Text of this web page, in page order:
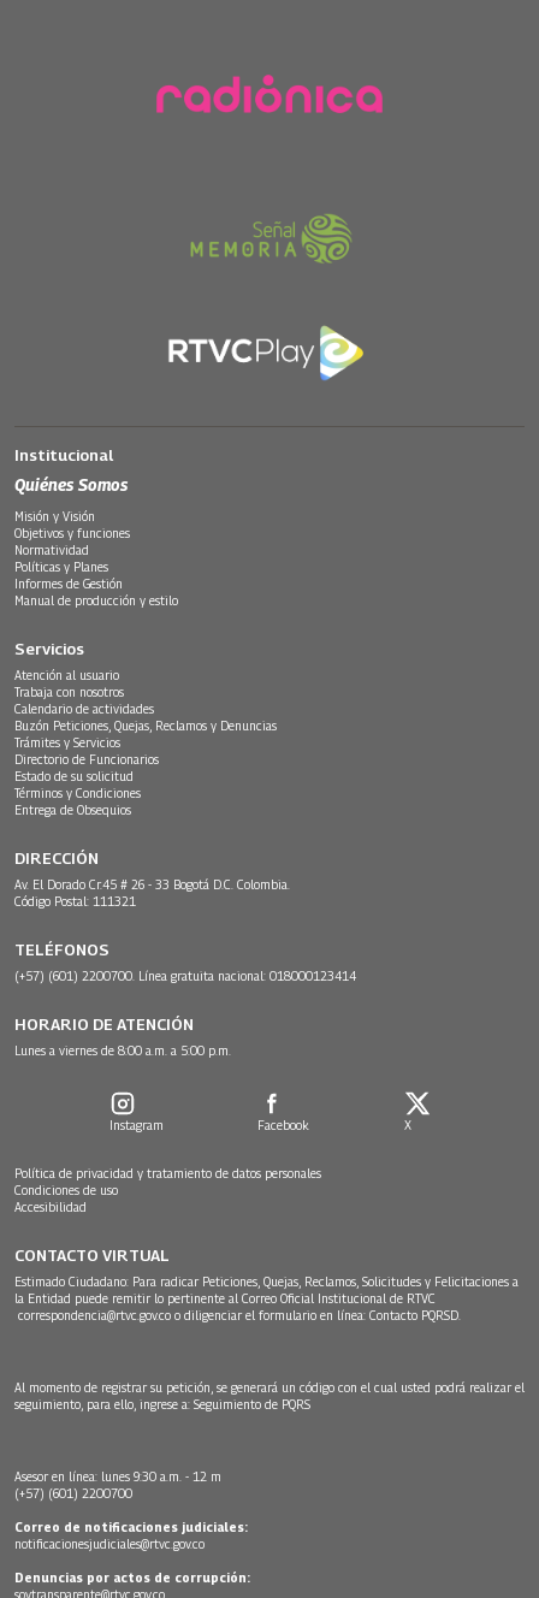
Institucional
Quiénes Somos
Misión y Visión
Objetivos y funciones
Normatividad
Políticas y Planes
Informes de Gestión
Manual de producción y estilo
Servicios
Atención al usuario
Trabaja con nosotros
Calendario de actividades
Buzón Peticiones, Quejas, Reclamos y Denuncias
Trámites y Servicios
Directorio de Funcionarios
Estado de su solicitud
Términos y Condiciones
Entrega de Obsequios
DIRECCIÓN
Av. El Dorado Cr.45 # 26 - 33 Bogotá D.C. Colombia.
Código Postal: 111321
TELÉFONOS
(+57) (601) 2200700. Línea gratuita nacional: 018000123414
HORARIO DE ATENCIÓN
Lunes a viernes de 8:00 a.m. a 5:00 p.m.
Instagram Facebook X
Política de privacidad y tratamiento de datos personales
Condiciones de uso
Accesibilidad
CONTACTO VIRTUAL
Estimado Ciudadano: Para radicar Peticiones, Quejas, Reclamos, Solicitudes y Felicitaciones a
la Entidad puede remitir lo pertinente al Correo Oficial Institucional de RTVC
correspondencia@rtvc.gov.co o diligenciar el formulario en línea: Contacto PQRSD.
Al momento de registrar su petición, se generará un código con el cual usted podrá realizar el
seguimiento, para ello, ingrese a: Seguimiento de PQRS
Asesor en línea: lunes 9:30 a.m. - 12 m
(+57) (601) 2200700
Correo de notificaciones judiciales:
notificacionesjudiciales@rtvc.gov.co
Denuncias por actos de corrupción:
soytransparente@rtvc.gov.co